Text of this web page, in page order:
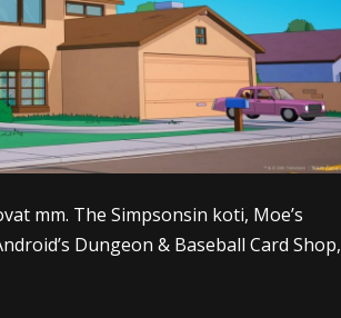
mm. The Simpsonsin koti, Moe’s
Dungeon & Baseball Card Shop,